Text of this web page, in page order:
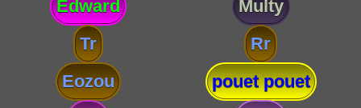
Edward
Multy
Tr
Rr
Eozou
pouet pouet